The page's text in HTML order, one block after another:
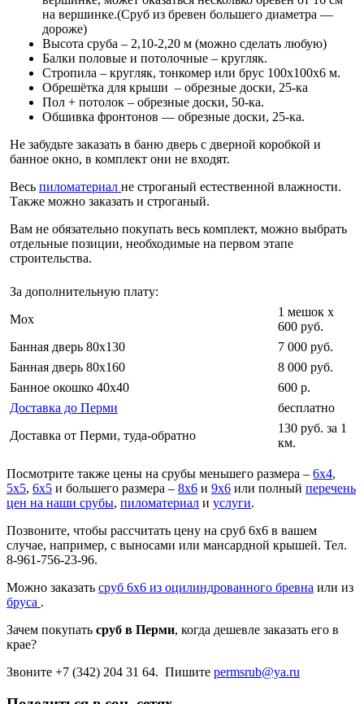
на вершинке.(Сруб из бревен большего диаметра —
дороже)
Высота сруба – 2,10-2,20 м (можно сделать любую)
Балки половые и потолочные – кругляк.
Стропила – кругляк, тонкомер или брус 100х100х6 м.
Обрешётка для крыши – обрезные доски, 25-ка
Пол + потолок – обрезные доски, 50-ка.
Обшивка фронтонов — обрезные доски, 25-ка.
Не забудьте заказать в баню дверь с дверной коробкой и
банное окно, в комплект они не входят.
Весь пиломатериал не строганый естественной влажности.
Также можно заказать и строганый.
Вам не обязательно покупать весь комплект, можно выбрать
отдельные позиции, необходимые на первом этапе
строительства.
За дополнительную плату:
Мох
1 мешок х
600 руб.
Банная дверь 80х130
7 000 руб.
Банная дверь 80х160
8 000 руб.
Банное окошко 40х40
600 р.
Доставка до Перми
бесплатно
Доставка от Перми, туда-обратно
130 руб. за 1
км.
Посмотрите также цены на срубы меньшего размера – 6х4,
5х5, 6х5 и большего размера – 8х6 и 9х6 или полный перечень
цен на наши срубы, пиломатериал и услуги.
Позвоните, чтобы рассчитать цену на сруб 6х6 в вашем
случае, например, с выносами или мансардной крышей. Тел.
8-961-756-23-96.
Можно заказать сруб 6х6 из оцилиндрованного бревна или из
бруса .
Зачем покупать сруб в Перми, когда дешевле заказать его в
крае?
Звоните +7 (342) 204 31 64. Пишите permsrub@ya.ru